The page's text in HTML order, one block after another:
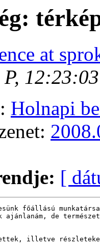
at
Holnapi
[
főállású
ajánlanám, de
illetve